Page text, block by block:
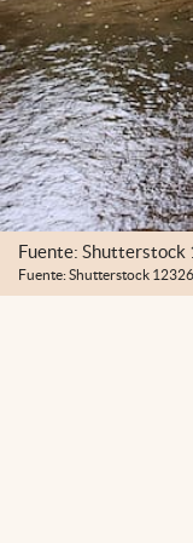
Fuente:
Fuente: Shutterstock